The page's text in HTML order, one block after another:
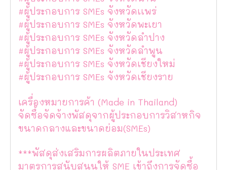
#ผู้ประกอบการ SMEs จังหวัดเเพร่
#ผู้ประกอบการ SMEs จังหวัดพะเยา
#ผู้ประกอบการ SMEs จังหวัดลำปาง
#ผู้ประกอบการ SMEs จังหวัดลำพูน
#ผู้ประกอบการ SMEs จังหวัดเชียงใหม่
#ผู้ประกอบการ SMEs จังหวัดเชียงราย
เครื่องหมายการค้า (Made in Thailand)
จัดซื้อจัดจ้างพัสดุจากผู้ประกอบการวิสาหกิจ
ขนาดกลางและขนาดย่อม(SMEs)
***พัสดุส่งเสริมการผลิตภายในประเทศ
มาตรการสนับสนุนให้ SME เข้าถึงการจัดซื้อ